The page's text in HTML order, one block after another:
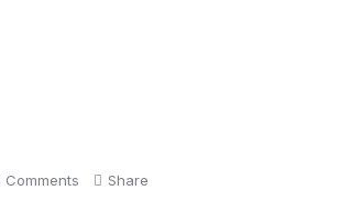
Comments Share